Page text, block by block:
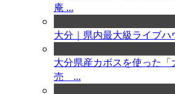
庵 ...
大分｜県内最大級ライブハ
大分県産カボスを使った
売 ...